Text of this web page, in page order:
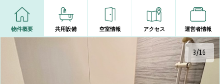
物件概要 共用設備 空室情報 アクセス 運営者情報
4/16